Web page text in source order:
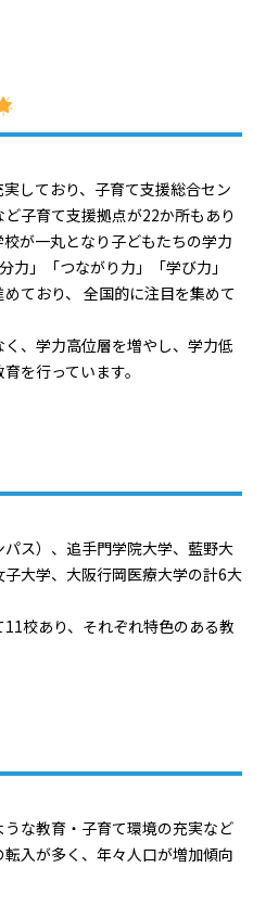
しており、子育て支援総合セン
子育て支援拠点が22か所もあり
が一丸となり子どもたちの学力
力」「つながり力」「学び力」
ており、 全国的に注目を集めて
、学力高位層を増やし、学力低
を行っています。
ス）、追手門学院大学、藍野大
大学、大阪行岡医療大学の計6大
校あり、それぞれ特色のある教
な教育・子育て環境の充実など
入が多く、年々人口が増加傾向